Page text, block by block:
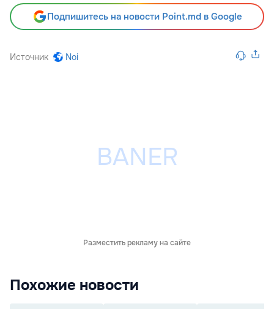
Подпишитесь на новости Point.md в Google
Источник Noi
Разместить рекламу на сайте
Похожие новости